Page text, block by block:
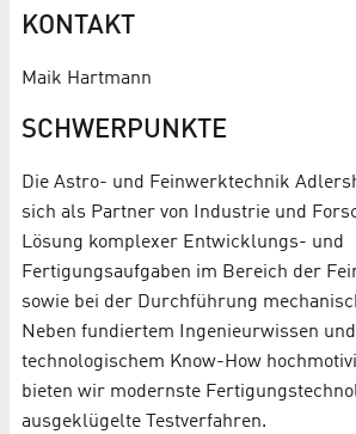
KONTAKT
Maik Hartmann
SCHWERPUNKTE
Die Astro- und Feinwerktechnik
sich als Partner von Industrie und
Lösung komplexer Entwicklungs- und
Fertigungsaufgaben im Bereich der
sowie bei der Durchführung
Neben fundiertem Ingenieurwissen
technologischem Know-How
bieten wir modernste
ausgeklügelte Testverfahren.